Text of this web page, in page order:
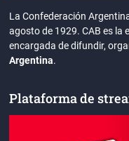
La Confederación
agosto de 1929. CAB es la
encargada de difundir,
Argentina.
Plataforma de